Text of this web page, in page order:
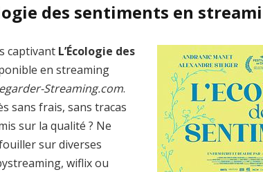
des sentiments en
captivant L’Écologie des
en streaming
Streaming.com.
sans frais, sans tracas
sur la qualité ? Ne
sur diverses
wiflix ou